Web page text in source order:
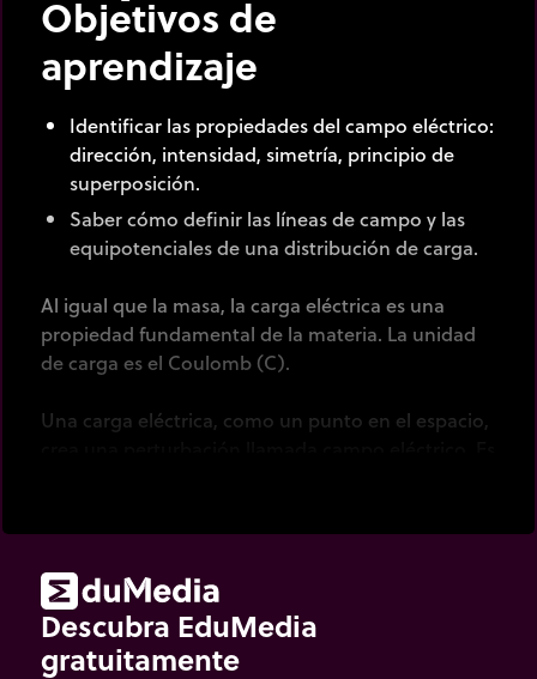
Objetivos de
aprendizaje
Identificar las propiedades del campo eléctrico:
dirección, intensidad, simetría, principio de
superposición.
Saber cómo definir las líneas de campo y las
equipotenciales de una distribución de carga.
Al igual que la masa, la carga eléctrica es una
propiedad fundamental de la materia. La unidad
de carga es el Coulomb (C).
Una carga eléctrica, como un punto en el espacio,
representado porE. La unidad es el voltio por
El vector de campo eléctrico creado por una carga,
Q1, en ​​el punto P en el espacio está definido por:
Descubra EduMedia
gratuitamente